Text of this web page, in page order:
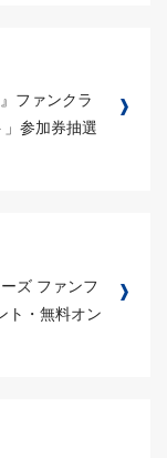
ファンクラ
参加券抽選
ズ ファンフ
ト・無料オン